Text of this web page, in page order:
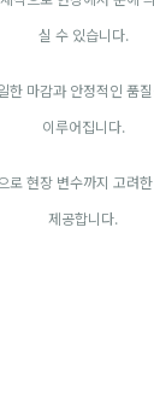
실 수 있습니다.
한 마감과 안정적인 품
이루어집니다.
로 현장 변수까지 고려
제공합니다.